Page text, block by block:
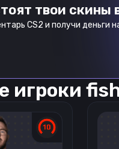
твои скины
CS2 и получи деньги
игроки